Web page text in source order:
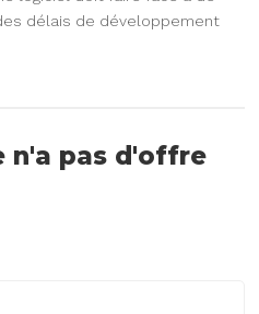
délais de développement
n'a pas d'offre